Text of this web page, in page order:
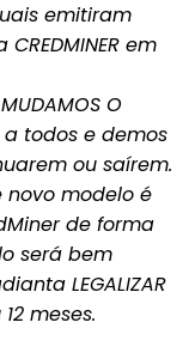
emitiram
em
O
a todos e demos
ou saírem.
modelo é
de forma
será bem
LEGALIZAR
meses.